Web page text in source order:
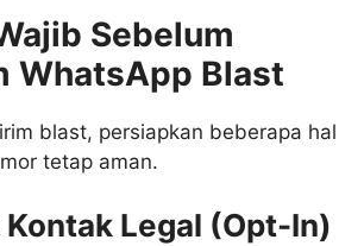
Sebelum
WhatsApp Blast
blast, persiapkan beberapa hal
tetap aman.
Legal (Opt-In)